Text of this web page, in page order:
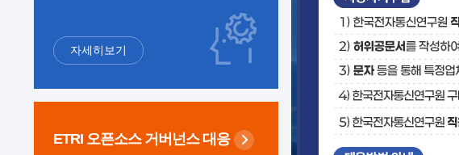
자세히보기
ETRI 오픈소스 거버넌스 대응